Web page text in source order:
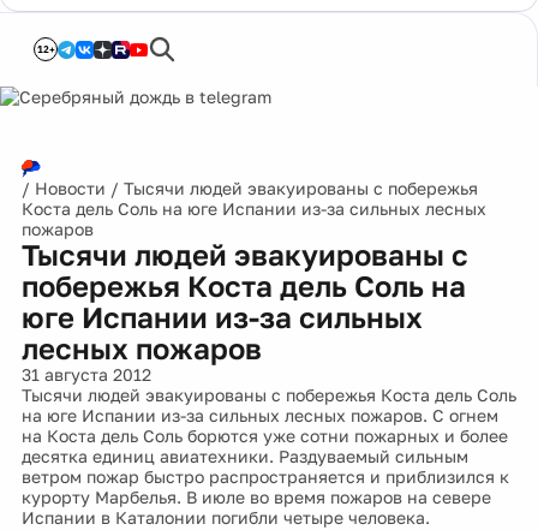
12+
/ Новости / Тысячи людей эвакуированы с побережья
Коста дель Соль на юге Испании из-за сильных лесных
пожаров
Тысячи людей эвакуированы с
побережья Коста дель Соль на
юге Испании из-за сильных
лесных пожаров
31 августа 2012
Тысячи людей эвакуированы с побережья Коста дель Соль
на юге Испании из-за сильных лесных пожаров. С огнем
на Коста дель Соль борются уже сотни пожарных и более
десятка единиц авиатехники. Раздуваемый сильным
ветром пожар быстро распространяется и приблизился к
курорту Марбелья. В июле во время пожаров на севере
Испании в Каталонии погибли четыре человека.